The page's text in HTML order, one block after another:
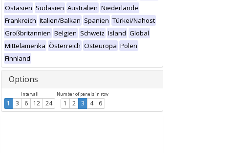
Ostasien Südasien Australien Niederlande
Frankreich Italien/Balkan Spanien Türkei/Nahost
Großbritannien Belgien Schweiz Island Global
Mittelamerika Österreich Osteuropa Polen
Finnland
Options
Intervall
1 3 6 12 24
Number of panels in row
1 2 3 4 6